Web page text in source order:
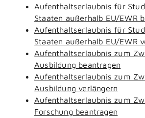
Aufenthaltserlaubnis für
Staaten außerhalb EU/EWR
Aufenthaltserlaubnis für
Staaten außerhalb EU/EWR
Aufenthaltserlaubnis zum
Ausbildung beantragen
Aufenthaltserlaubnis zum
Ausbildung verlängern
Aufenthaltserlaubnis zum
Forschung beantragen